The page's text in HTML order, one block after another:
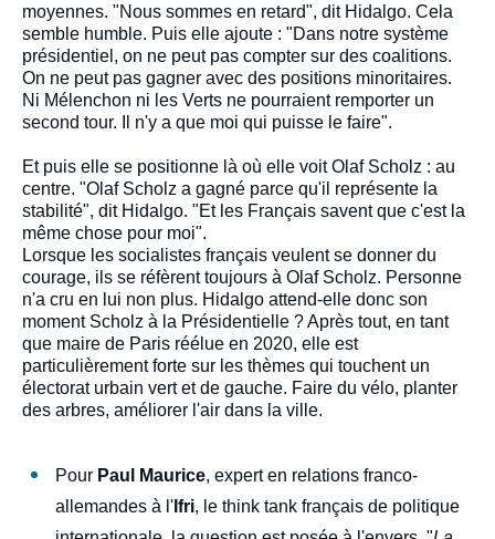
moyennes. "Nous sommes en retard", dit Hidalgo. Cela
semble humble. Puis elle ajoute : "Dans notre système
présidentiel, on ne peut pas compter sur des coalitions.
On ne peut pas gagner avec des positions minoritaires.
Ni Mélenchon ni les Verts ne pourraient remporter un
second tour. Il n'y a que moi qui puisse le faire".
Et puis elle se positionne là où elle voit Olaf Scholz : au
centre. "Olaf Scholz a gagné parce qu'il représente la
stabilité", dit Hidalgo. "Et les Français savent que c'est la
même chose pour moi".
Lorsque les socialistes français veulent se donner du
courage, ils se réfèrent toujours à Olaf Scholz. Personne
n'a cru en lui non plus. Hidalgo attend-elle donc son
moment Scholz à la Présidentielle ? Après tout, en tant
que maire de Paris réélue en 2020, elle est
particulièrement forte sur les thèmes qui touchent un
électorat urbain vert et de gauche. Faire du vélo, planter
des arbres, améliorer l'air dans la ville.
Pour Paul Maurice, expert en relations franco-
allemandes à l' Ifri, le think tank français de politique